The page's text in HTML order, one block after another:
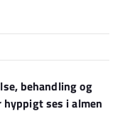
behandling og
ses i almen